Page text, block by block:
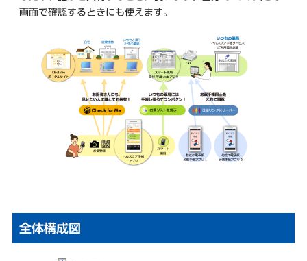
画面で確認するときにも使えます。
全体構成図